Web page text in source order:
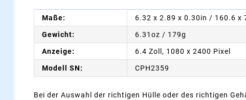
Maße: 6.32 x 2.89 x 0.30in / 160.6 x
Gewicht: 6.31oz / 179g
Anzeige: 6.4 Zoll, 1080 x 2400 Pixel
Modell SN: CPH2359
Bei der Auswahl der richtigen Hülle oder des richtigen